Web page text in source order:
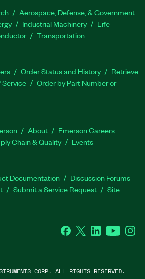
Aerospace, Defense, & Government
Industrial Machinery
Life
Transportation
Order Status and History
Retrieve
Service
Order by Part Number or
About
Emerson Careers
Chain & Quality Events
Documentation
Discussion Forums
Submit a Service Request
Site
Facebook
Twitter LinkedInYouTube
CORP. ALL RIGHTS RESERVED.